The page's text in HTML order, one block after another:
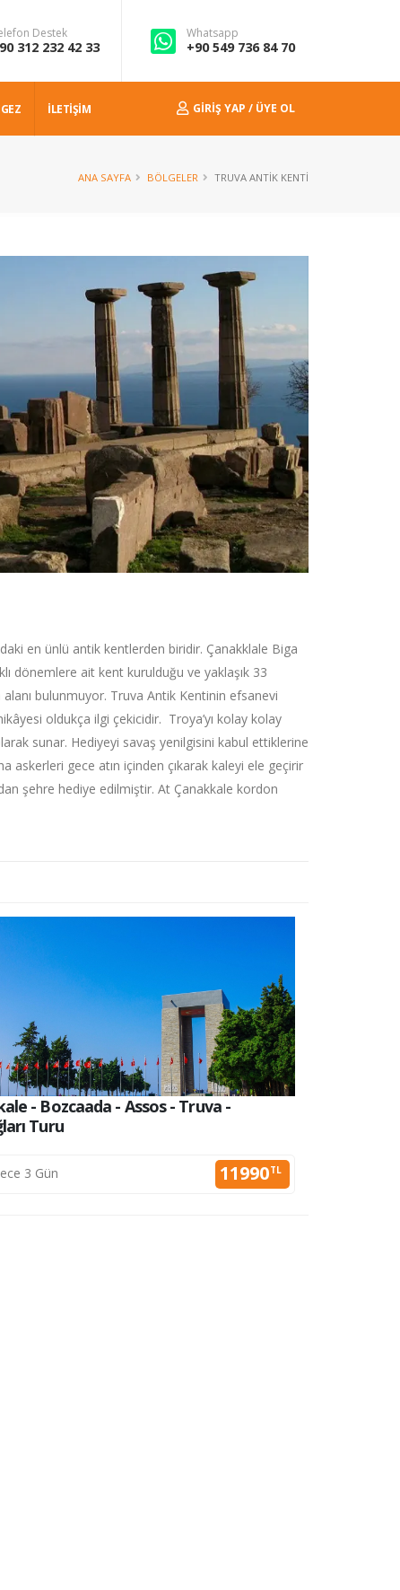
Destek
312 232 42 33
Whatsapp
+90 549 736 84 70
İLETİŞİM GIRIŞ YAP / ÜYE OL
ANA SAYFA BÖLGELER TRUVA ANTIK KENTI
en ünlü antik kentlerden biridir. Çanakklale Biga
dönemlere ait kent kurulduğu ve yaklaşık 33
bulunmuyor. Truva Antik Kentinin efsanevi
oldukça ilgi çekicidir. Troya’yı kolay kolay
sunar. Hediyeyi savaş yenilgisini kabul ettiklerine
askerleri gece atın içinden çıkarak kaleyi ele geçirir
şehre hediye edilmiştir. At Çanakkale kordon
- Bozcaada - Assos - Truva -
Turu
3 Gün 11990TL